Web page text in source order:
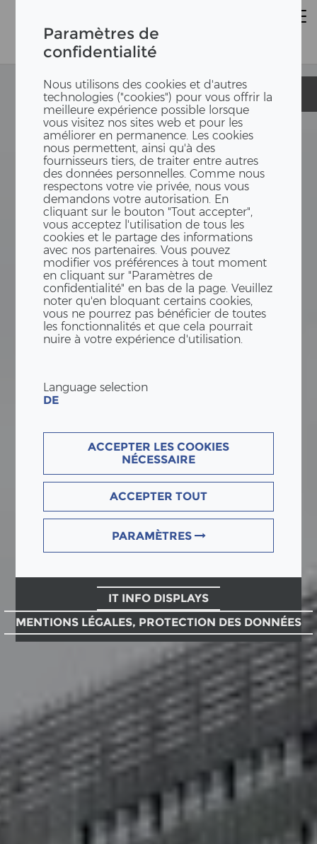
Paramètres de
confidentialité
Nous utilisons des cookies et d'autres
technologies ("cookies") pour vous offrir la
meilleure expérience possible lorsque
vous visitez nos sites web et pour les
améliorer en permanence. Les cookies
nous permettent, ainsi qu'à des
fournisseurs tiers, de traiter entre autres
des données personnelles. Comme nous
respectons votre vie privée, nous vous
demandons votre autorisation. En
cliquant sur le bouton "Tout accepter",
vous acceptez l'utilisation de tous les
cookies et le partage des informations
avec nos partenaires. Vous pouvez
modifier vos préférences à tout moment
en cliquant sur "Paramètres de
confidentialité" en bas de la page. Veuillez
noter qu'en bloquant certains cookies,
vous ne pourrez pas bénéficier de toutes
les fonctionnalités et que cela pourrait
nuire à votre expérience d'utilisation.
Language selection
DE
ACCEPTER LES COOKIES
NÉCESSAIRE
ACCEPTER TOUT
PARAMÈTRES
IT INFO DISPLAYS
MENTIONS LÉGALES, PROTECTION DES DONNÉES
Toni-Areal
Toni-Areal